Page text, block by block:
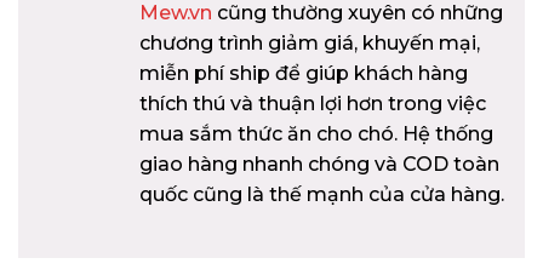
Mew.vn cũng thường xuyên có những
chương trình giảm giá, khuyến mại,
miễn phí ship để giúp khách hàng
thích thú và thuận lợi hơn trong việc
mua sắm thức ăn cho chó. Hệ thống
giao hàng nhanh chóng và COD toàn
quốc cũng là thế mạnh của cửa hàng.